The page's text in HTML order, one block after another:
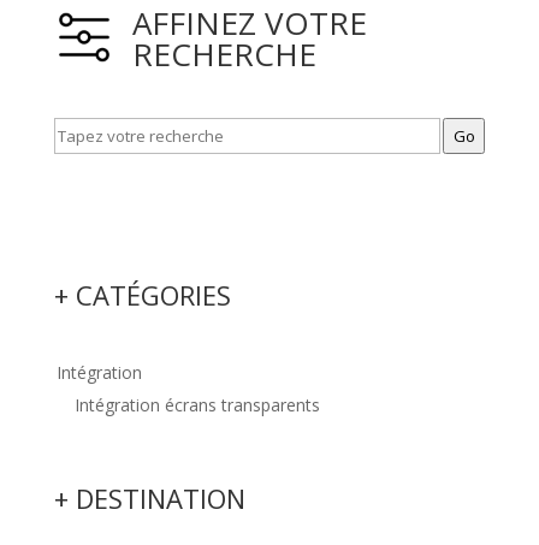
AFFINEZ VOTRE
RECHERCHE
Go
+ CATÉGORIES
Intégration
Intégration écrans transparents
+ DESTINATION